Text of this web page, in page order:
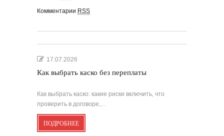
Комментарии RSS
17.07.2026
Как выбрать каско без переплаты
Как выбрать каско: какие риски включить, что
проверить в договоре,…
ПОДРОБНЕЕ